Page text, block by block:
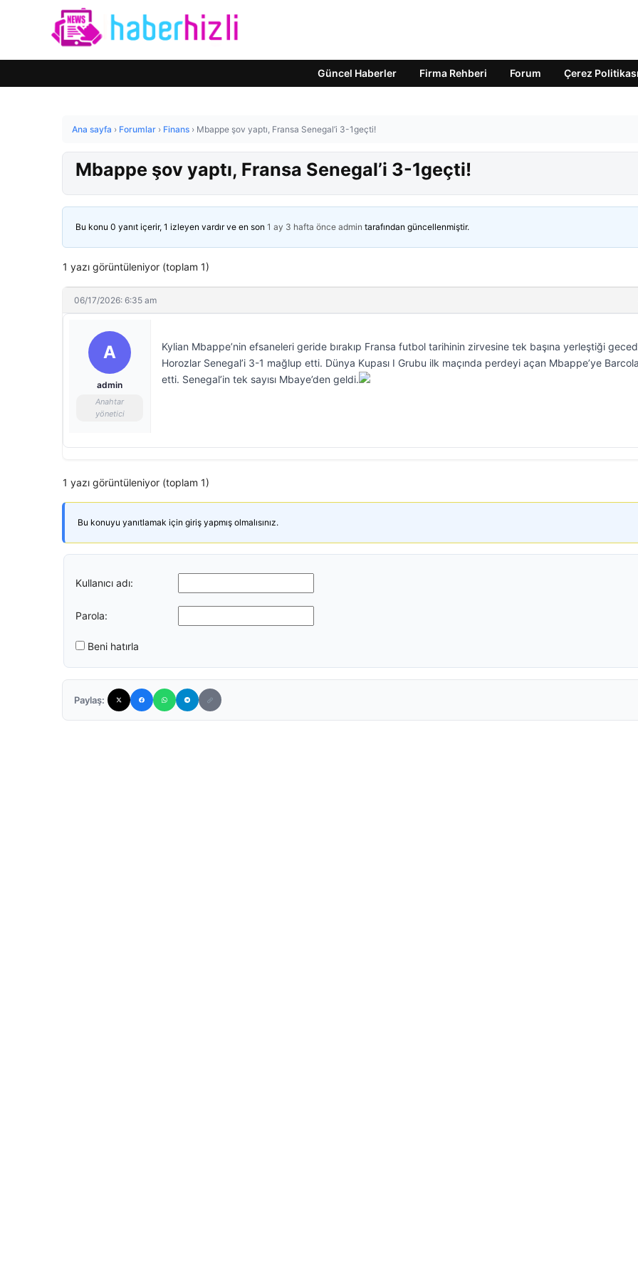
Güncel Haberler Firma Rehberi Forum Çerez Politikası
Ana sayfa › Forumlar › Finans › Mbappe şov yaptı, Fransa Senegal’i 3-1geçti!
Mbappe şov yaptı, Fransa Senegal’i 3-1geçti!
Bu konu 0 yanıt içerir, 1 izleyen vardır ve en son 1 ay 3 hafta önce admin tarafından güncellenmiştir.
1 yazı görüntüleniyor (toplam 1)
06/17/2026: 6:35 am
A
admin
Anahtar
yönetici
Kylian Mbappe’nin efsaneleri geride bırakıp Fransa futbol tarihinin zirvesine tek başına yerleştiği
Horozlar Senegal’i 3-1 mağlup etti. Dünya Kupası I Grubu ilk maçında perdeyi açan Mbappe’ye
etti. Senegal’in tek sayısı Mbaye’den geldi.
1 yazı görüntüleniyor (toplam 1)
Bu konuyu yanıtlamak için giriş yapmış olmalısınız.
Kullanıcı adı:
Parola:
Beni hatırla
Paylaş: